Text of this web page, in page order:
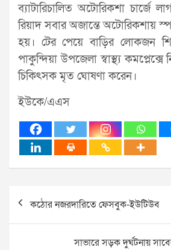
ব্যাটারিচালিত অটোরিকশা চার্জে
রিয়াদ সবার অজান্তে অটোরিকশায়
হয়। টের পেয়ে বাড়ির লোকজন
পাকুন্দিয়া উপজেলা স্বাস্থ্য
চিকিৎসক মৃত ঘোষণা করেন।
ইউকে/এএস
Post
navigation
কঠোর নজরদারিতে ফেসবুক-ইউটিউব
সাভারে সড়ক দুর্ঘটনায়